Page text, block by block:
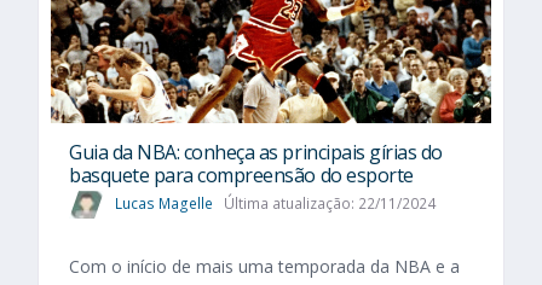
Guia da NBA: conheça as principais gírias do
basquete para compreensão do esporte
Lucas Magelle Última atualização: 22/11/2024
Com o início de mais uma temporada da NBA e a